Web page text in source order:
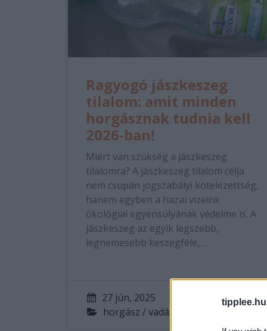
Ragyogó jászkeszeg
tilalom: amit minden
horgásznak tudnia kell
2026-ban!
Miért van szükség a jászkeszeg
tilalomra? A jászkeszeg tilalom célja
nem csupán jogszabályi kötelezettség,
hanem egyben a hazai vizeink
ökológiai egyensúlyának védelme is. A
jászkeszeg az egyik legszebb,
legnemesebb keszegféle,…
27 jún, 2025
dubeel
horgász / vadász